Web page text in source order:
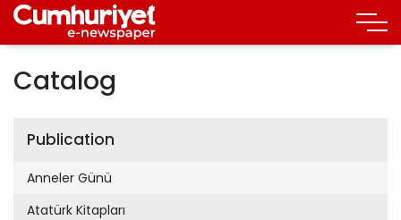
Catalog
Publication
Anneler Günü
Atatürk Kitapları